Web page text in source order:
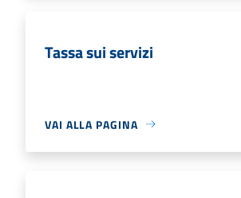
Tassa sui servizi
VAI ALLA PAGINA